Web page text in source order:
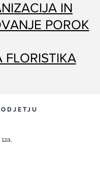
IN
POROK
FLORISTIKA